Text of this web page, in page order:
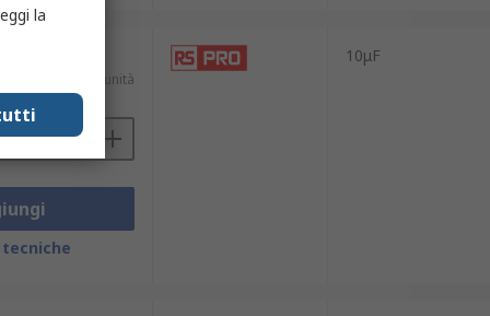
0,165 €/unità
tecniche
10μF
la